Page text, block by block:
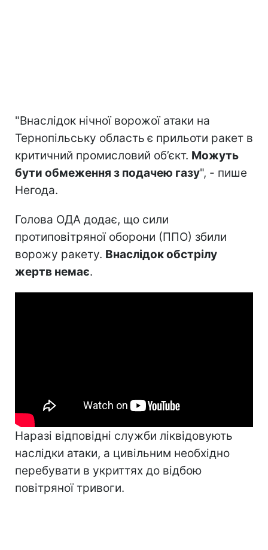
"Внаслідок нічної ворожої атаки на
Тернопільську область є прильоти ракет в
критичний промисловий об’єкт. Можуть
бути обмеження з подачею газу", - пише
Негода.
Голова ОДА додає, що сили
протиповітряної оборони (ППО) збили
ворожу ракету. Внаслідок обстрілу
жертв немає.
Наразі відповідні служби ліквідовують
наслідки атаки, а цивільним необхідно
перебувати в укриттях до відбою
повітряної тривоги.